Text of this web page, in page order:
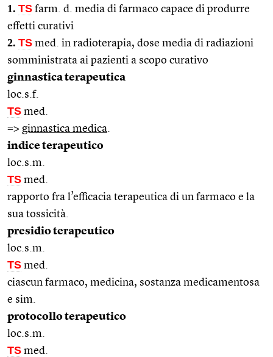
1. TS farm. d. media di farmaco capace di produrre
effetti curativi
2. TS med. in radioterapia, dose media di radiazioni
somministrata ai pazienti a scopo curativo
ginnastica terapeutica
loc.s.f.
TS med.
=> ginnastica medica
indice terapeutico
loc.s.m.
TS med.
rapporto fra l’efficacia terapeutica di un farmaco e la
sua tossicità.
presidio terapeutico
loc.s.m.
TS med.
ciascun farmaco, medicina, sostanza medicamentosa
e sim.
protocollo terapeutico
loc.s.m.
TS med.